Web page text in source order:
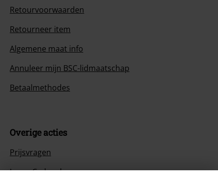
Retourvoorwaarden
Retourneer item
Algemene maat info
Annuleer mijn BSC-lidmaatschap
Betaalmethodes
Overige acties
Prijsvragen
Large Cadeaubonnen